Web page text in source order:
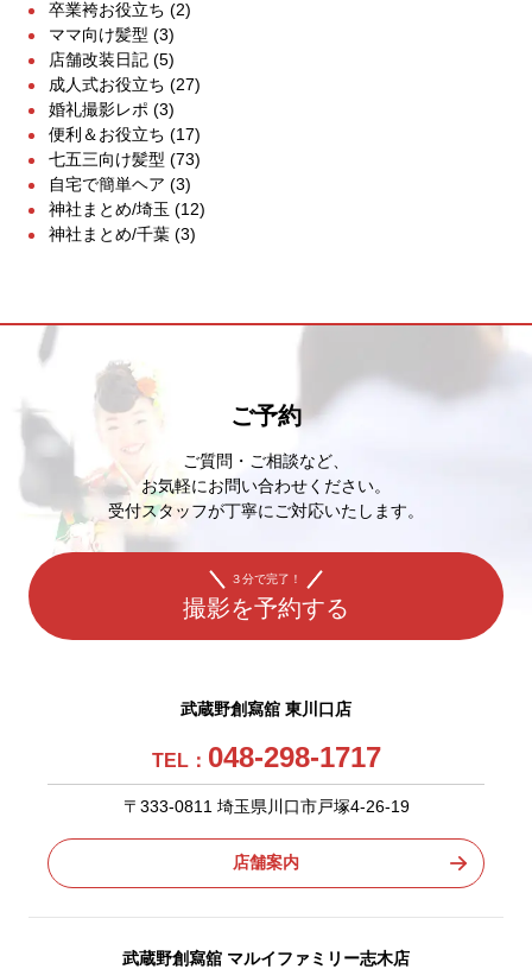
卒業袴お役立ち (2)
ママ向け髪型 (3)
店舗改装日記 (5)
成人式お役立ち (27)
婚礼撮影レポ (3)
便利＆お役立ち (17)
七五三向け髪型 (73)
自宅で簡単ヘア (3)
神社まとめ/埼玉 (12)
神社まとめ/千葉 (3)
ご予約
ご質問・ご相談など、
お気軽にお問い合わせください。
受付スタッフが丁寧にご対応いたします。
３分で完了！
撮影を予約する
武蔵野創寫舘 東川口店
TEL： 048-298-1717
〒333-0811 埼玉県川口市戸塚4-26-19
店舗案内
武蔵野創寫舘 マルイファミリー志木店